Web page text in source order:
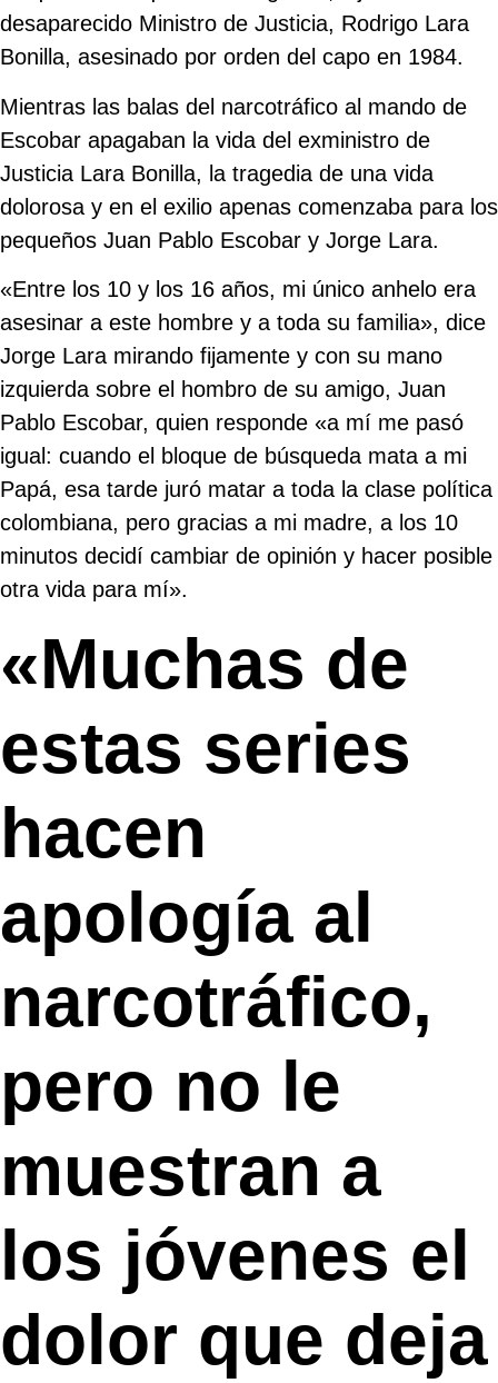
desaparecido Ministro de Justicia, Rodrigo Lara
Bonilla, asesinado por orden del capo en 1984.
Mientras las balas del narcotráfico al mando de
Escobar apagaban la vida del exministro de
Justicia Lara Bonilla, la tragedia de una vida
dolorosa y en el exilio apenas comenzaba para los
pequeños Juan Pablo Escobar y Jorge Lara.
«Entre los 10 y los 16 años, mi único anhelo era
asesinar a este hombre y a toda su familia», dice
Jorge Lara mirando fijamente y con su mano
izquierda sobre el hombro de su amigo, Juan
Pablo Escobar, quien responde «a mí me pasó
igual: cuando el bloque de búsqueda mata a mi
Papá, esa tarde juró matar a toda la clase política
colombiana, pero gracias a mi madre, a los 10
minutos decidí cambiar de opinión y hacer posible
otra vida para mí».
«Muchas de
estas series
hacen
apología al
narcotráfico,
pero no le
muestran a
los jóvenes el
dolor que deja